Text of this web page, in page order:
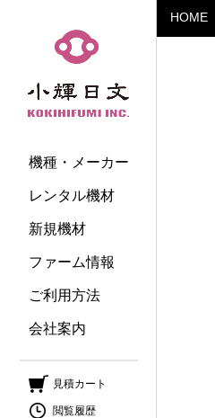
小輝日文
機種・メーカー
レンタル機材
新規機材
ファーム情報
ご利用方法
会社案内
見積カート
閲覧履歴
HOME